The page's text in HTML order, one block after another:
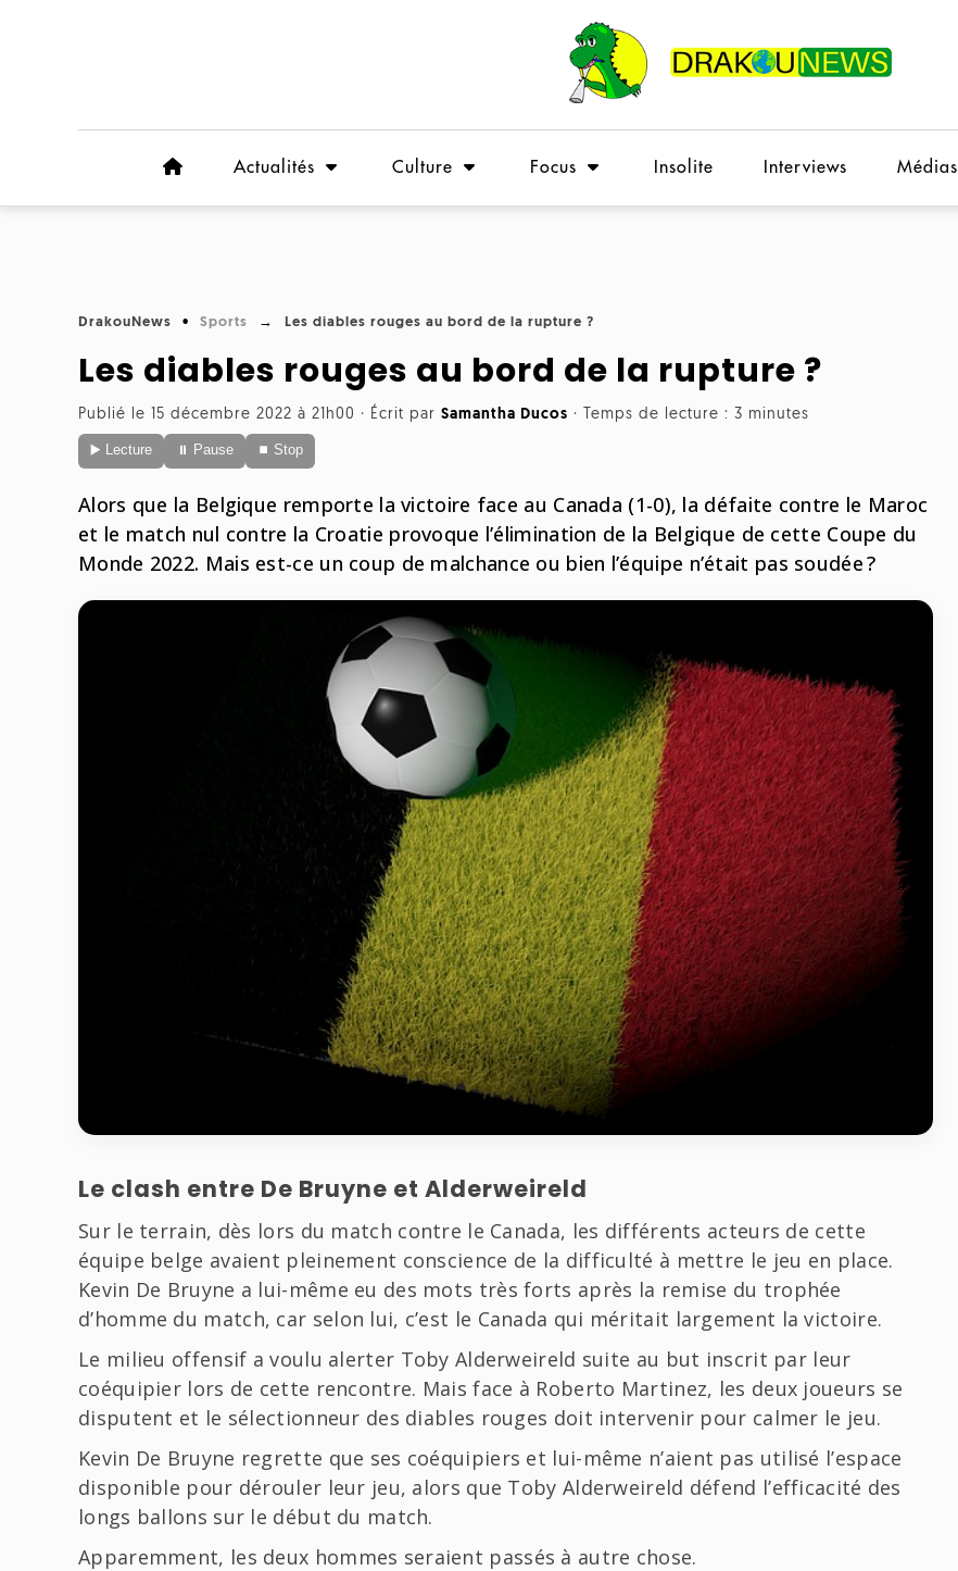
Actualités Culture Focus Insolite Interviews Médias
DrakouNews Sports Les diables rouges au bord de la rupture ?
Les diables rouges au bord de la rupture ?
Publié le 15 décembre 2022 à 21h00 · Écrit par Samantha Ducos · Temps de lecture : 3 minutes
▶️ Lecture ⏸ Pause ⏹ Stop
Alors que la Belgique remporte la victoire face au Canada (1-0), la défaite contre le Maroc
et le match nul contre la Croatie provoque l’élimination de la Belgique de cette Coupe du
Monde 2022. Mais est-ce un coup de malchance ou bien l’équipe n’était pas soudée ?
Le clash entre De Bruyne et Alderweireld
Sur le terrain, dès lors du match contre le Canada, les différents acteurs de cette
équipe belge avaient pleinement conscience de la difficulté à mettre le jeu en place.
Kevin De Bruyne a lui-même eu des mots très forts après la remise du trophée
d’homme du match, car selon lui, c’est le Canada qui méritait largement la victoire.
Le milieu offensif a voulu alerter Toby Alderweireld suite au but inscrit par leur
coéquipier lors de cette rencontre. Mais face à Roberto Martinez, les deux joueurs se
disputent et le sélectionneur des diables rouges doit intervenir pour calmer le jeu.
Kevin De Bruyne regrette que ses coéquipiers et lui-même n’aient pas utilisé l’espace
disponible pour dérouler leur jeu, alors que Toby Alderweireld défend l’efficacité des
longs ballons sur le début du match.
Apparemment, les deux hommes seraient passés à autre chose.